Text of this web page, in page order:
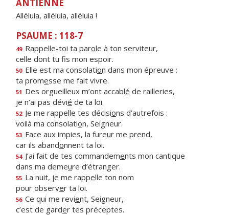
ANTIENNE
Alléluia, alléluia, alléluia !
PSAUME : 118-7
49 Rappelle-toi ta parole à ton serviteur,
celle dont tu fs mon espoir.
50 Elle est ma consolation dans mon épreuve :
ta promesse me fait vivre.
51 Des orgueilleux m’ont accablé de railleries,
je n’ai pas dévié de ta loi.
52 Je me rappelle tes décisions d’autrefois :
voilà ma consolation, Seigneur.
53 Face aux impies, la fureur me prend,
car ils abandonnent ta loi.
54 J’ai fait de tes commandements mon cantique
dans ma demeure d’étranger.
55 La nuit, je me rappelle ton nom
pour observer ta loi.
56 Ce qui me revient, Seigneur,
c’est de garder tes préceptes.